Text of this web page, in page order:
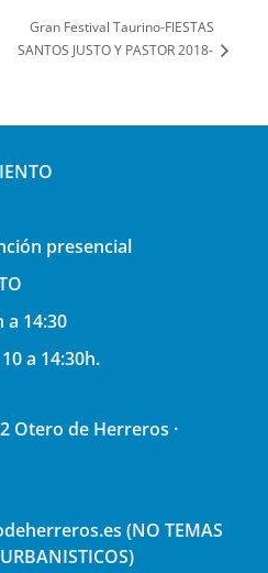
Gran Festival Taurino-FIESTAS
SANTOS JUSTO Y PASTOR 2018-
presencial
a 14:30
a 14:30h.
Otero de Herreros ·
(NO TEMAS